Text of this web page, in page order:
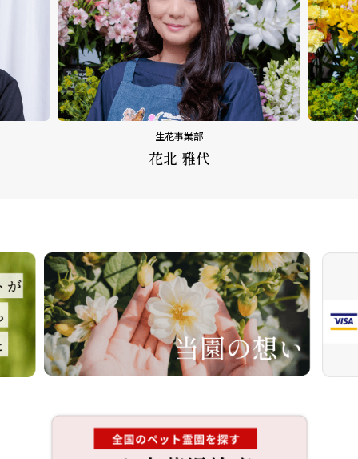
生花事業部
花北 雅代